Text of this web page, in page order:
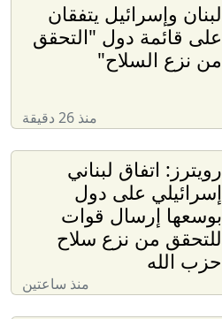
لبنان وإسرائيل يتفقان
على قائمة دول "التحقق
من نزع السلاح"
منذ 26 دقيقة
رويترز: اتفاق لبناني
إسرائيلي على دول
بوسعها إرسال قوات
للتحقق من نزع سلاح
حزب الله
منذ ساعتين